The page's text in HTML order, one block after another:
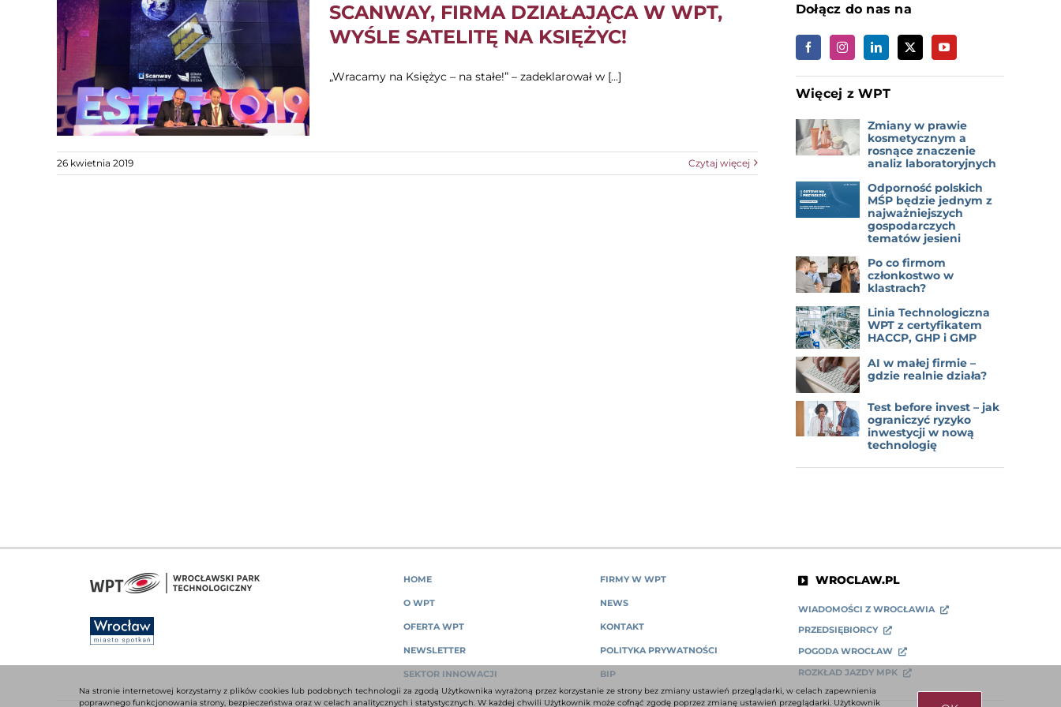
SCANWAY, FIRMA DZIAŁAJĄCA W WPT,
WYŚLE SATELITĘ NA KSIĘŻYC!
„Wracamy na Księżyc – na stałe!” – zadeklarował w [...]
26 kwietnia 2019 Czytaj więcej
Dołącz do nas na
Więcej z WPT
Zmiany w prawie
kosmetycznym a
rosnące znaczenie
analiz laboratoryjnych
Odporność polskich
MŚP będzie jednym z
najważniejszych
gospodarczych
tematów jesieni
Po co firmom
członkostwo w
klastrach?
Linia Technologiczna
WPT z certyfikatem
HACCP, GHP i GMP
AI w małej firmie –
gdzie realnie działa?
Test before invest – jak
ograniczyć ryzyko
inwestycji w nową
technologię
HOME
O WPT
OFERTA WPT
NEWSLETTER
SEKTOR INNOWACJI
FIRMY W WPT
NEWS
KONTAKT
POLITYKA PRYWATNOŚCI
BIP
WROCLAW.PL
WIADOMOŚCI Z WROCŁAWIA
PRZEDSIĘBIORCY
POGODA WROCŁAW
ROZKŁAD JAZDY MPK
Na stronie internetowej korzystamy z plików cookies lub podobnych technologii za zgodą Użytkownika wyrażoną przez korzystanie ze strony bez zmiany ustawień przeglądarki, w celach zapewnienia
poprawnego funkcjonowania strony, bezpieczeństwa oraz w celach analitycznych i statystycznych. W każdej chwili Użytkownik może cofnąć zgodę poprzez zmianę ustawień przeglądarki. Użytkownik